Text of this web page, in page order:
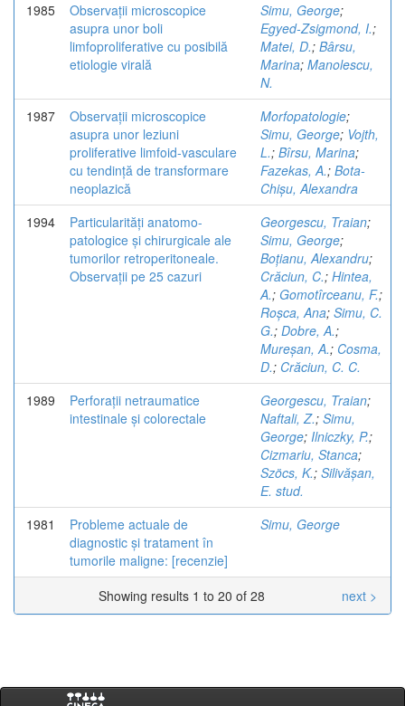
1985
Observații microscopice
asupra unor boli
limfoproliferative cu posibilă
etiologie virală
Simu, George;
Egyed-Zsigmond, I.;
Matei, D.; Bârsu,
Marina; Manolescu,
N.
1987
Observații microscopice
asupra unor leziuni
proliferative limfoid-vasculare
cu tendință de transformare
neoplazică
Morfopatologie;
Simu, George; Vojth,
L.; Bîrsu, Marina;
Fazekas, A.; Bota-
Chișu, Alexandra
1994
Particularități anatomo-
patologice și chirurgicale ale
tumorilor retroperitoneale.
Observații pe 25 cazuri
Georgescu, Traian;
Simu, George;
Boțianu, Alexandru;
Crăciun, C.; Hintea,
A.; Gomotîrceanu, F.;
Roșca, Ana; Simu, C.
G.; Dobre, A.;
Mureșan, A.; Cosma,
D.; Crăciun, C. C.
1989
Perforații netraumatice
intestinale și colorectale
Georgescu, Traian;
Naftali, Z.; Simu,
George; Ilniczky, P.;
Cizmariu, Stanca;
Szöcs, K.; Silivășan,
E. stud.
1981
Probleme actuale de
diagnostic și tratament în
tumorile maligne: [recenzie]
Simu, George
Showing results 1 to 20 of 28 next >